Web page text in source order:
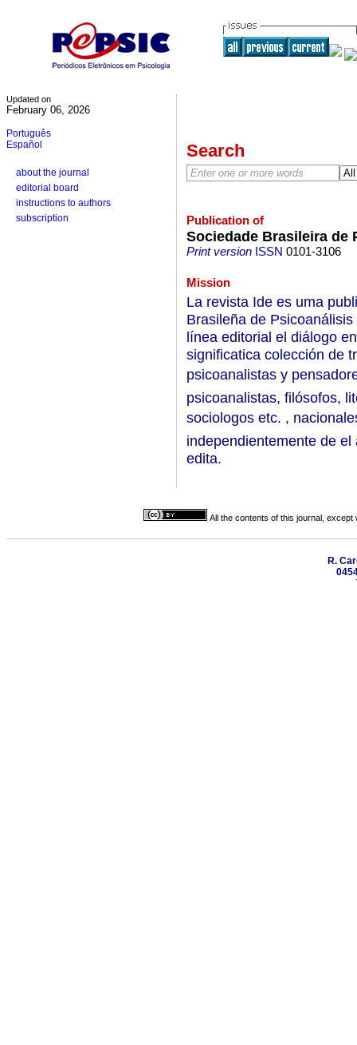
Updated on
February 06, 2026
Português
Español
about the journal
editorial board
instructions to authors
subscription
Search
Publication of
Sociedade Brasileira de
Print versionISSN 0101-3106
Mission
La revista Ide es uma
Brasileña de
línea editorial el diálogo
significatica colección de
psicoanalistas y
psicoanalistas, filósofos,
sociologos etc. ,
independientemente de
edita.
All the contents of this journal,
R.